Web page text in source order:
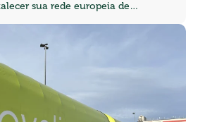
sua rede europeia de